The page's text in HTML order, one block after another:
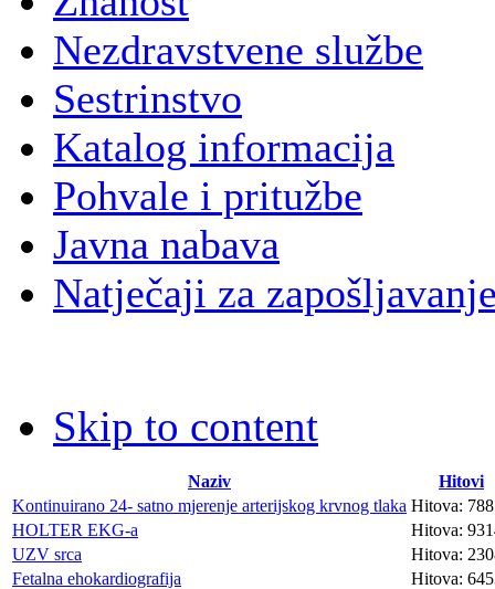
Nezdravstvene službe
Sestrinstvo
Katalog informacija
Pohvale i pritužbe
Javna nabava
Natječaji za
Skip to content
Naziv
Hitovi
Kontinuirano 24- satno mjerenje arterijskog krvnog tlaka Hitova:
HOLTER EKG-a
Hitova:
UZV srca
Hitova:
Fetalna ehokardiografija
Hitova: